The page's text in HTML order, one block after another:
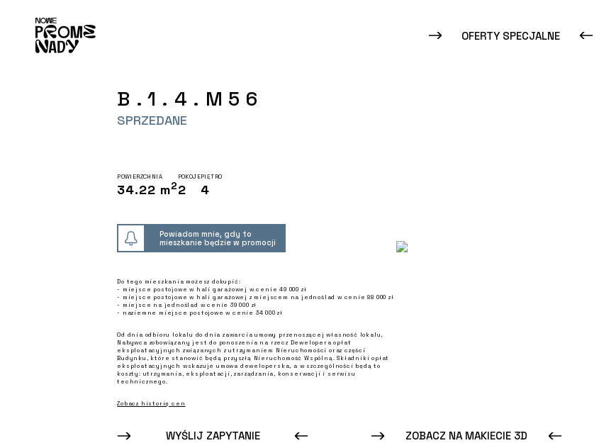
OFERTY SPECJALNE
B.1.4.M56
SPRZEDANE
POWIERZCHNIA
34.22 m2
POKOJE
2
PIĘTRO
4
Powiadom mnie, gdy to
mieszkanie będzie w promocji
Do tego mieszkania możesz dokupić:
- miejsce postojowe w hali garażowej w cenie 49 000 zł
- miejsce postojowe w hali garażowej z miejscem na jednoślad w cenie 88 000 zł
- miejsce na jednoślad w cenie 39 000 zł
- naziemne miejsce postojowe w cenie 34 000 zł
Od dnia odbioru lokalu do dnia zawarcia umowy przenoszącej własność lokalu,
Nabywca zobowiązany jest do ponoszenia na rzecz Dewelopera opłat
eksploatacyjnych związanych z utrzymaniem Nieruchomości oraz części
Budynku, które stanowić będą przyszłą Nieruchomość Wspólną. Składniki opłat
eksploatacyjnych wskazuje umowa deweloperska, a w szczególności będą to
koszty: utrzymania, eksploatacji, zarządzania, konserwacji i serwisu
technicznego.
Zobacz historię cen
WYŚLIJ ZAPYTANIE ZOBACZ NA MAKIECIE 3D